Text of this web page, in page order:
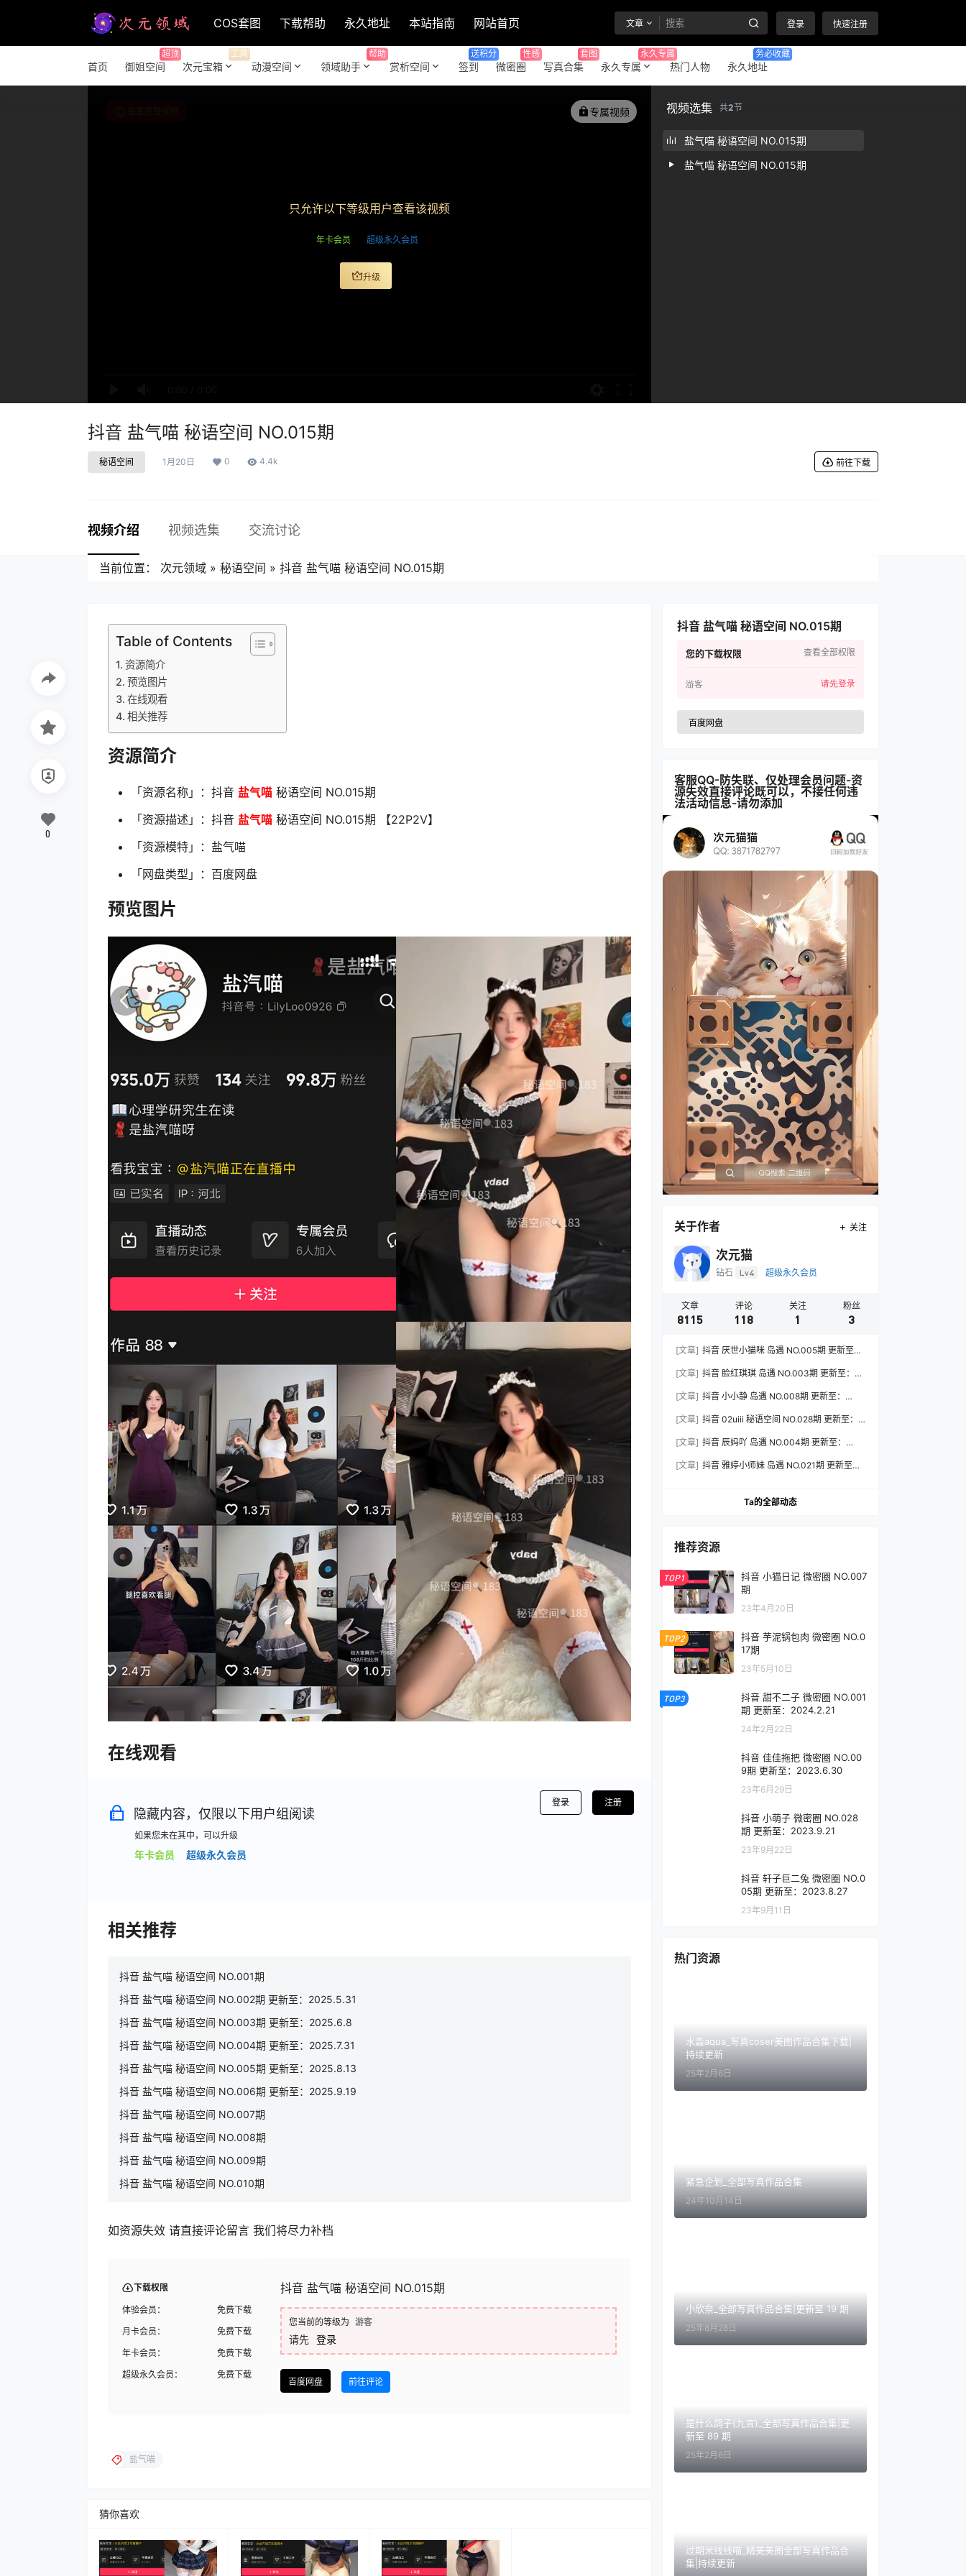
COS套图 下载帮助 永久地址 本站指南 网站首页 文章 登录 快速注册
首页 御姐空间
超顶
次元宝箱
工具
动漫空间 领域助手
帮助
赏析空间 签到
送积分
微密圈
性感
写真合集
套图
永久专属
永久专属
热门人物 永久地址
务必收藏
专属视频
只允许以下等级用户查看该视频
年卡会员 超级永久会员
升级
视频选集 共2节
盐气喵 秘语空间 NO.015期
盐气喵 秘语空间 NO.015期
抖音 盐气喵 秘语空间 NO.015期
秘语空间 1月20日 0 4.4k 前往下载
视频介绍 视频选集 交流讨论
当前位置： 次元领域 » 秘语空间 » 抖音 盐气喵 秘语空间 NO.015期
Table of Contents
资源简介
预览图片
在线观看
相关推荐
资源简介
「资源名称」：抖音 盐气喵 秘语空间 NO.015期
「资源描述」：抖音 盐气喵 秘语空间 NO.015期 【22P2V】
「资源模特」：盐气喵
「网盘类型」：百度网盘
预览图片
在线观看
隐藏内容，仅限以下用户组阅读
如果您未在其中，可以升级
年卡会员 超级永久会员
登录 注册
相关推荐
抖音 盐气喵 秘语空间 NO.001期
抖音 盐气喵 秘语空间 NO.002期 更新至：2025.5.31
抖音 盐气喵 秘语空间 NO.003期 更新至：2025.6.8
抖音 盐气喵 秘语空间 NO.004期 更新至：2025.7.31
抖音 盐气喵 秘语空间 NO.005期 更新至：2025.8.13
抖音 盐气喵 秘语空间 NO.006期 更新至：2025.9.19
抖音 盐气喵 秘语空间 NO.007期
抖音 盐气喵 秘语空间 NO.008期
抖音 盐气喵 秘语空间 NO.009期
抖音 盐气喵 秘语空间 NO.010期
如资源失效 请直接评论留言 我们将尽力补档
下载权限
体验会员：
免费下载
月卡会员：
免费下载
年卡会员：
免费下载
超级永久会员：
免费下载
抖音 盐气喵 秘语空间 NO.015期
您当前的等级为 游客
请先 登录
百度网盘 前往评论
0
盐气喵
猜你喜欢
抖音 盐气喵 秘语空间 NO.015期
您的下载权限 查看全部权限
游客 请先登录
百度网盘
客服QQ-防失联、仅处理会员问题-资
源失效直接评论既可以，不接任何违
法活动信息-请勿添加
关于作者 关注
次元猫
钻石 Lv4 超级永久会员
文章
8115
评论
118
关注
1
粉丝
3
[文章] 抖音 厌世小猫咪 岛遇 NO.005期 更新至：
[文章] 抖音 脸红琪琪 岛遇 NO.003期 更新至：
[文章] 抖音 小小静 岛遇 NO.008期 更新至：
[文章] 抖音 02uiii 秘语空间 NO.028期 更新至：
[文章] 抖音 辰妈吖 岛遇 NO.004期 更新至：
[文章] 抖音 雅婷小师妹 岛遇 NO.021期 更新至：
Ta的全部动态
推荐资源
TOP1
抖音 小猫日记 微密圈 NO.007
期
23年4月20日
TOP2
抖音 芋泥锅包肉 微密圈 NO.0
17期
23年5月10日
TOP3
抖音 甜不二子 微密圈 NO.001
期 更新至：2024.2.21
24年2月22日
抖音 佳佳拖把 微密圈 NO.00
9期 更新至：2023.6.30
23年6月29日
抖音 小萌子 微密圈 NO.028
期 更新至：2023.9.21
23年9月22日
抖音 轩子巨二兔 微密圈 NO.0
05期 更新至：2023.8.27
23年9月11日
热门资源
水淼aqua_写真coser美图作品合集下载|
持续更新
25年2月6日
紧急企划_全部写真作品合集
24年10月14日
小欣奈_全部写真作品合集|更新至 19 期
25年8月28日
是什么鸽子(九言)_全部写真作品合集|更
新至 89 期
25年2月6日
过期米线线喵_精美美图全部写真作品合
集|持续更新